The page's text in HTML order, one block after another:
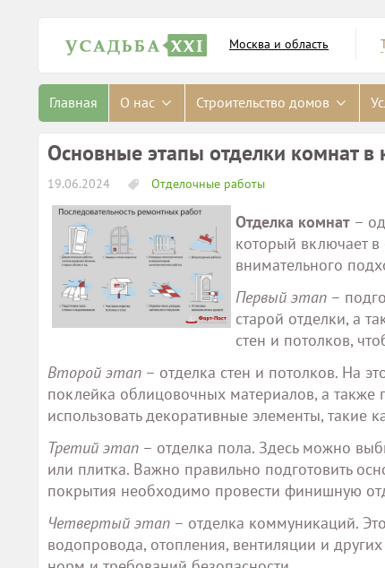
Москва и область
Главная О нас Строительство домов
Основные этапы отделки комнат в
19.06.2024 Отделочные работы
Отделка комнат –
который включает в
внимательного
Первый этап –
старой отделки, а
стен и потолков,
Второй этап – отделка стен и потолков. На
поклейка облицовочных материалов, а
использовать декоративные элементы, такие
Третий этап – отделка пола. Здесь можно
или плитка. Важно правильно подготовить
покрытия необходимо провести финишную
Четвертый этап – отделка коммуникаций.
водопровода, отопления, вентиляции и